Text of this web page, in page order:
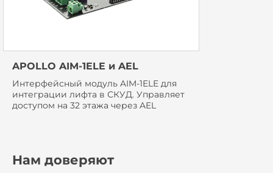
APOLLO AIM-1ELE и AEL
Интерфейсный модуль AIM-1ELE для
интеграции лифта в СКУД. Управляет
доступом на 32 этажа через AEL
Нам доверяют